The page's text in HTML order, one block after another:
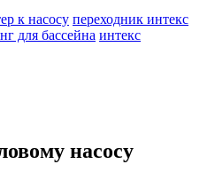
к насосу переходник интекс
для бассейна интекс
насосу